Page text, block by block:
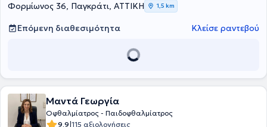
Φορμίωνος 36, Παγκράτι, ΑΤΤΙΚΗ 1,5 km
Επόμενη διαθεσιμότητα Κλείσε ραντεβού
Μαντά Γεωργία
Οφθαλμίατρος - Παιδοφθαλμίατρος
9.9|115 αξιολογήσεις